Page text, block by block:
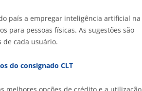
país a empregar inteligência artificial na
para pessoas físicas. As sugestões são
de cada usuário.
do consignado CLT